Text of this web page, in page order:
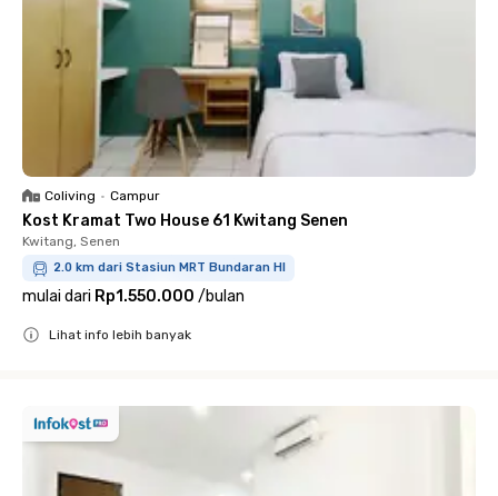
Coliving • Campur
Kost Kramat Two House 61 Kwitang Senen
Kwitang, Senen
2.0 km dari Stasiun MRT Bundaran HI
mulai dari Rp1.550.000 /bulan
Lihat info lebih banyak